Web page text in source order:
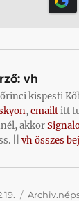
vh
kispesti
,emailtitt
akkor
||vh összes
Kategória